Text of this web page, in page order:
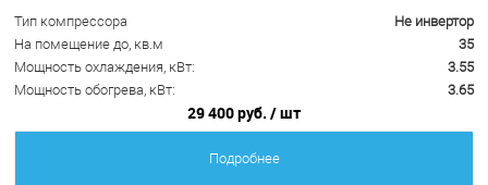
Тип компрессора
Не инвертор
На помещение до, кв.м
35
Мощность охлаждения, кВт:
3.55
Мощность обогрева, кВт:
3.65
29 400 руб. / шт
Подробнее